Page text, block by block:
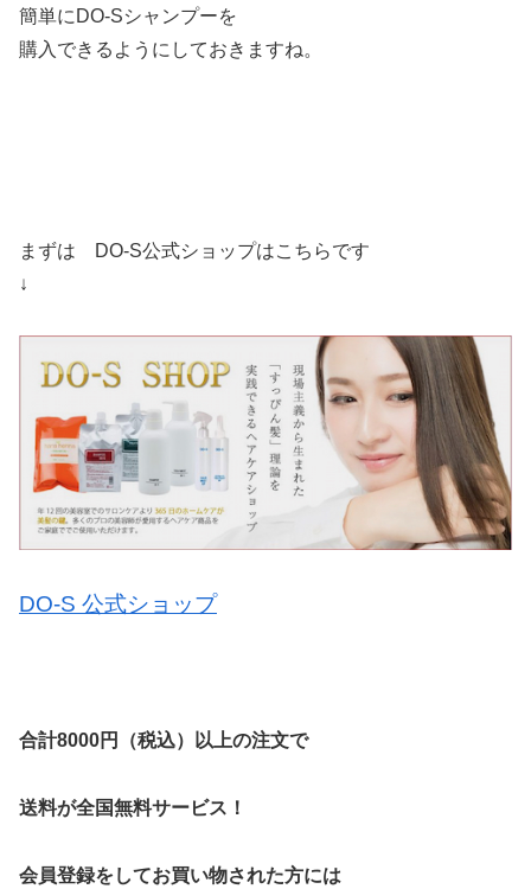
簡単にDO-Sシャンプーを
購入できるようにしておきますね。
まずは DO-S公式ショップはこちらです
↓
DO-S 公式ショップ
合計8000円（税込）以上の注文で
送料が全国無料サービス！
会員登録をしてお買い物された方には